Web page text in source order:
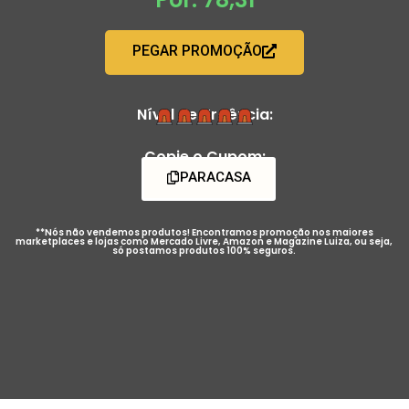
PEGAR PROMOÇÃO
Nível de Urgência:
Copie o Cupom:
PARACASA
**Nós não vendemos produtos! Encontramos promoção nos maiores
marketplaces e lojas como Mercado Livre, Amazon e Magazine Luiza, ou seja,
só postamos produtos 100% seguros.